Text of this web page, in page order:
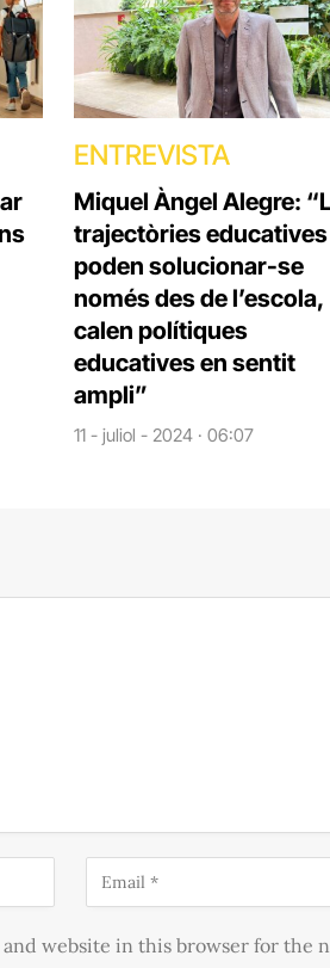
ENTREVISTA
Miquel Àngel Alegre:
trajectòries
poden solucionar-se
només des de l’escola,
calen polítiques
educatives en sentit
ampli”
11 - juliol - 2024 · 06:07
and website in this browser for the